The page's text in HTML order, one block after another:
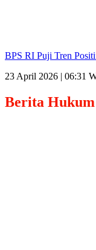
BPS RI Puji Tren
23 April 2026 | 06:31
Berita